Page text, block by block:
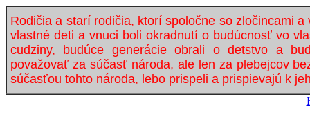
Rodičia a starí rodičia, ktorí spoločne so zločincami
vlastné deti a vnuci boli okradnutí o budúcnosť vo
cudziny, budúce generácie obrali o detstvo a
považovať za súčasť národa, ale len za plebejcov
súčasťou tohto národa, lebo prispeli a prispievajú k